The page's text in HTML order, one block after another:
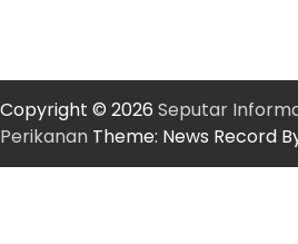
Copyright © 2026 Seputar
Perikanan Theme: News Record